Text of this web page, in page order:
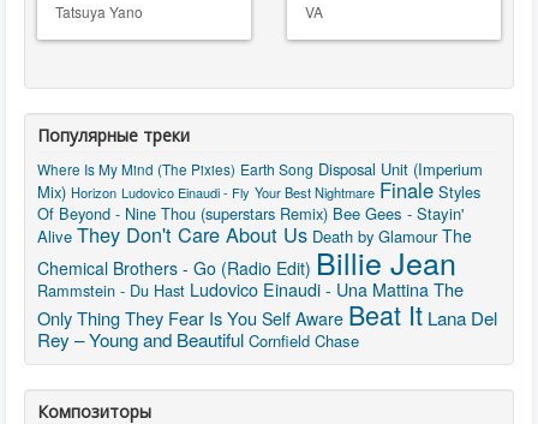
Tatsuya Yano VA
Популярные треки
Where Is My Mind (The Pixies) Earth Song Disposal Unit (Imperium
Mix) Horizon Ludovico Einaudi - Fly Your Best Nightmare Finale Styles
Of Beyond - Nine Thou (superstars Remix) Bee Gees - Stayin'
Alive They Don't Care About Us Death by Glamour The
Chemical Brothers - Go (Radio Edit) Billie Jean
Rammstein - Du Hast Ludovico Einaudi - Una Mattina The
Only Thing They Fear Is You Self Aware Beat It Lana Del
Rey – Young and Beautiful Cornfield Chase
Композиторы